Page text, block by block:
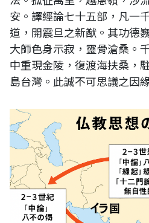
安。譯經論七十五部，凡一
道，開震旦之新猷。其功德
大師色身示寂，靈骨滄桑。
中重現金陵，復渡海扶桑，
島台灣。此誠不可思議之因